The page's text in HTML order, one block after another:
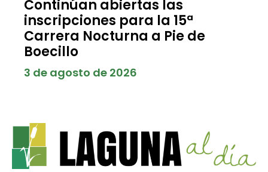
Continúan abiertas las
inscripciones para la 15ª
Carrera Nocturna a Pie de
Boecillo
3 de agosto de 2026